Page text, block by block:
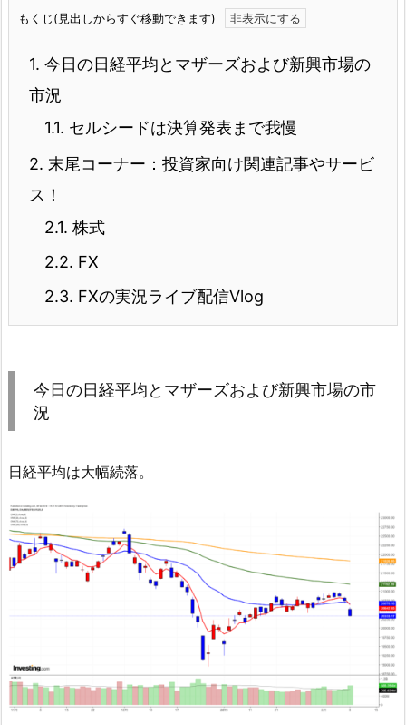
もくじ(見出しからすぐ移動できます)
1. 今日の日経平均とマザーズおよび新興市場の
市況
1.1. セルシードは決算発表まで我慢
2. 末尾コーナー：投資家向け関連記事やサービ
ス！
2.1. 株式
2.2. FX
2.3. FXの実況ライブ配信Vlog
今日の日経平均とマザーズおよび新興市場の市
況
日経平均は大幅続落。